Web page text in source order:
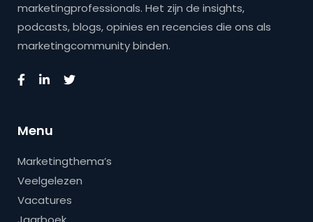
marketingprofessionals. Het zijn de insights,
podcasts, blogs, opinies en recencies die ons als
marketingcommunity binden.
Menu
Marketingthema’s
Veelgelezen
Vacatures